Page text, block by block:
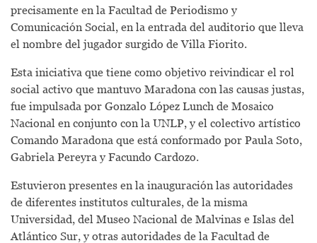
precisamente en la Facultad de Periodismo y
Comunicación Social, en la entrada del auditorio que lleva
el nombre del jugador surgido de Villa Fiorito.
Esta iniciativa que tiene como objetivo reivindicar el rol
social activo que mantuvo Maradona con las causas justas,
fue impulsada por Gonzalo López Lunch de Mosaico
Nacional en conjunto con la UNLP, y el colectivo artístico
Comando Maradona que está conformado por Paula Soto,
Gabriela Pereyra y Facundo Cardozo.
Estuvieron presentes en la inauguración las autoridades
de diferentes institutos culturales, de la misma
Universidad, del Museo Nacional de Malvinas e Islas del
Atlántico Sur, y otras autoridades de la Facultad de